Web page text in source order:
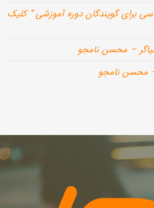
برای گویندگان دوره آموزشی ” کلیک
– محسن نامجو
محسن نامجو